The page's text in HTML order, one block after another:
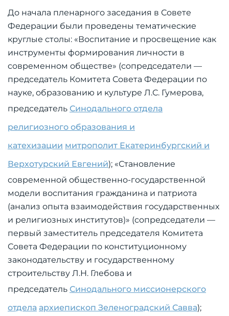
До начала пленарного заседания в Совете
Федерации были проведены тематические
круглые столы: «Воспитание и просвещение как
инструменты формирования личности в
современном обществе» (сопредседатели —
председатель Комитета Совета Федерации по
науке, образованию и культуре Л.С. Гумерова,
председатель Синодального отдела
религиозного образования и
катехизации митрополит Екатеринбургский и
Верхотурский Евгений); «Становление
современной общественно-государственной
модели воспитания гражданина и патриота
(анализ опыта взаимодействия государственных
и религиозных институтов)» (сопредседатели —
первый заместитель председателя Комитета
Совета Федерации по конституционному
законодательству и государственному
строительству Л.Н. Глебова и
председатель Синодального миссионерского
отдела архиепископ Зеленоградский Савва);